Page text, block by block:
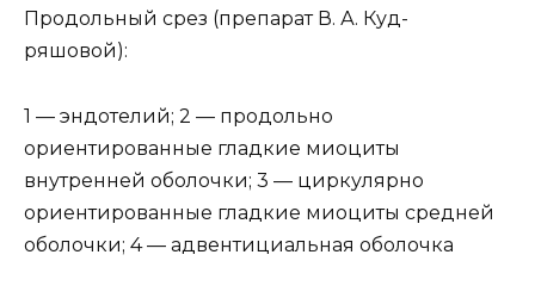
Продольный срез (препарат В. А. Куд-
ряшовой):
1 — эндотелий; 2 — продольно
ориентированные гладкие миоциты
внутренней оболочки; 3 — циркулярно
ориентированные гладкие миоциты средней
оболочки; 4 — адвентициальная оболочка